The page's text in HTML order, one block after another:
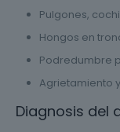
Pulgones,
Hongos en
Podredumbre
Agrietamiento
Diagnosis del